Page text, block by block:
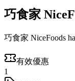
巧食家
巧食家 NiceFoods
有效優惠
1